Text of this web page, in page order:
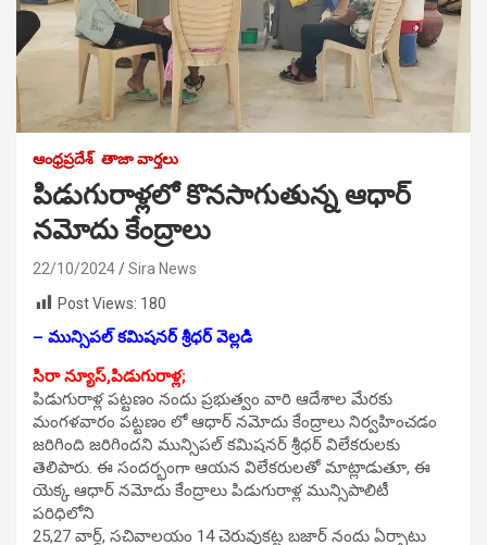
ఆంధ్రప్రదేశ్ తాజా వార్తలు
పిడుగురాళ్లలో కొనసాగుతున్న ఆధార్
నమోదు కేంద్రాలు
22/10/2024
Sira News
Post Views: 180
– మున్సిపల్ కమిషనర్ శ్రీధర్ వెల్లడి
సిరా న్యూస్,పిడుగురాళ్ల;
పిడుగురాళ్ల పట్టణం నందు ప్రభుత్వం వారి ఆదేశాల మేరకు
మంగళవారం పట్టణం లో ఆధార్ నమోదు కేంద్రాలు నిర్వహించడం
జరిగింది జరిగిందని మున్సిపల్ కమిషనర్ శ్రీధర్ విలేకరులకు
తెలిపారు. ఈ సందర్భంగా ఆయన విలేకరులతో మాట్లాడుతూ, ఈ
యెక్క ఆధార్ నమోదు కేంద్రాలు పిడుగురాళ్ల మున్సిపాలిటీ
పరిధిలోని
25,27 వార్డ్, సచివాలయం 14 చెరువుకట్ట బజార్ నందు ఏర్పాటు